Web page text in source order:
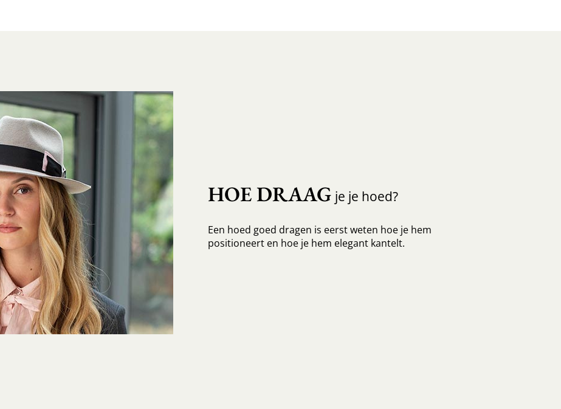
HOE DRAAG je je hoed?
Een hoed goed dragen is eerst weten hoe je hem
positioneert en hoe je hem elegant kantelt.